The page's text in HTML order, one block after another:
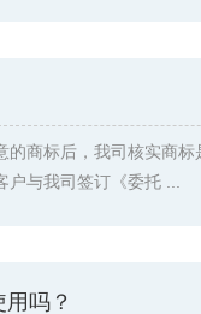
的商标后，我司核实商标
与我司签订《委托 ...
吗？